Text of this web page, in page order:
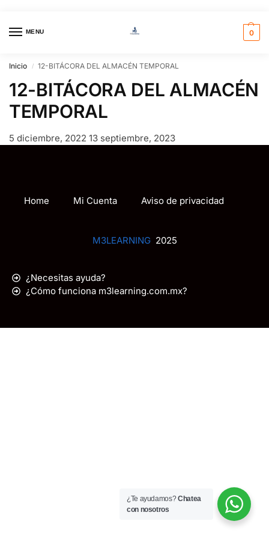
MENU 0
Inicio / 12-BITÁCORA DEL ALMACÉN TEMPORAL
12-BITÁCORA DEL ALMACÉN
TEMPORAL
5 diciembre, 2022 13 septiembre, 2023
Home Mi Cuenta Aviso de privacidad
M3LEARNING2025
¿Necesitas ayuda?
¿Cómo funciona m3learning.com.mx?
¿Te ayudamos?Chatea
con nosotros